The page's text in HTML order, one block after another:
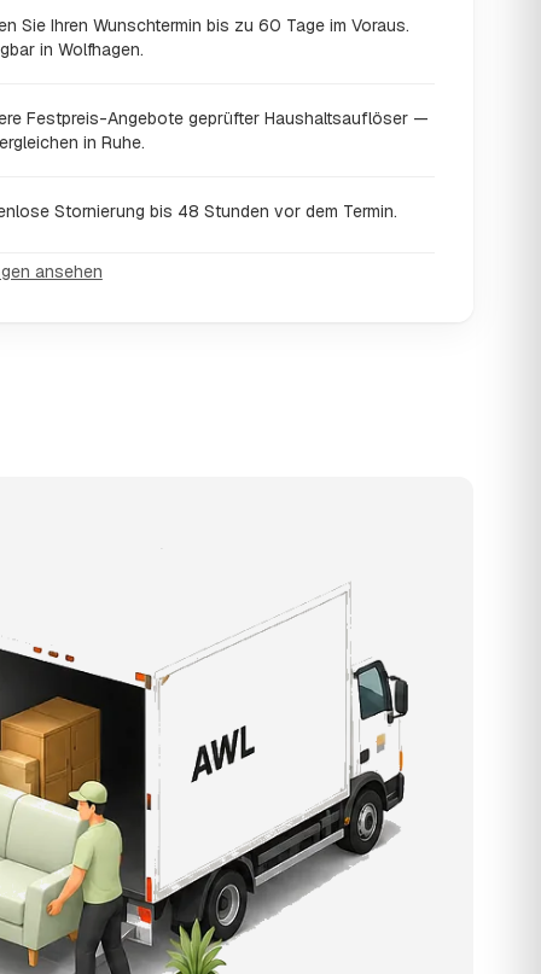
Sie Ihren Wunschtermin bis zu 60 Tage im Voraus.
in Wolfhagen.
Festpreis-Angebote geprüfter Haushaltsauflöser —
in Ruhe.
Stornierung bis 48 Stunden vor dem Termin.
ansehen